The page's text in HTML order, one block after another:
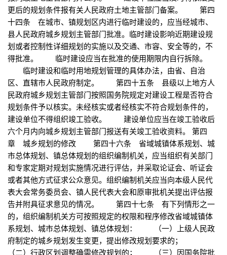
更后的规划条件报有关人民政府土地主管部门备案。 第四
十四条 在城市、镇规划区内进行临时建设的，应当经城市、
县人民政府城乡规划主管部门批准。临时建设影响近期建设规
划或者控制性详细规划的实施以及交通、市容、安全等的，不
得批准。 临时建设应当在批准的使用期限内自行拆除。
临时建设和临时用地规划管理的具体办法，由省、自治
区、直辖市人民政府制定。 第四十五条 县级以上地方人
民政府城乡规划主管部门按照国务院规定对建设工程是否符合
规划条件予以核实。未经核实或者经核实不符合规划条件的，
建设单位不得组织竣工验收。 建设单位应当在竣工验收后
六个月内向城乡规划主管部门报送有关竣工验收资料。 第四
章 城乡规划的修改 第四十六条 省域城镇体系规划、城
市总体规划、镇总体规划的组织编制机关，应当组织有关部门
和专家定期对规划实施情况进行评估，并采取论证会、听证会
或者其他方式征求公众意见。组织编制机关应当向本级人民代
表大会常务委员会、镇人民代表大会和原审批机关提出评估报
告并附具征求意见的情况。 第四十七条 有下列情形之一
的，组织编制机关方可按照规定的权限和程序修改省域城镇体
系规划、城市总体规划、镇总体规划： （一）上级人民政
府制定的城乡规划发生变更，提出修改规划要求的；
（二）行政区划调整确需修改规划的； （三）因国务院批